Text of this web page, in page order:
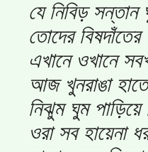
যে নিবিড়
তোদের
এখানে ওখানে
আজ খুনরাঙা
নিঝুম ঘুম পাড়িয়ে
ওরা সব হায়েনা